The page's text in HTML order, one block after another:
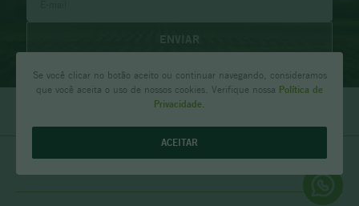
Se você clicar no botão aceito ou continuar navegando, consideramos
que você aceita o uso de nossos cookies. Verifique nossa Política de
Privacidade.
ACEITAR
ENVIAR